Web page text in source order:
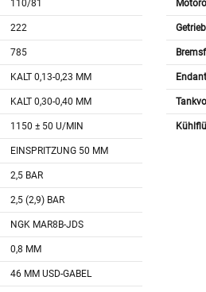
110/81
222
785
KALT 0,13-0,23 MM
KALT 0,30-0,40 MM
1150 ± 50 U/MIN
EINSPRITZUNG 50 MM
2,5 BAR
2,5 (2,9) BAR
NGK MAR8B-JDS
0,8 MM
46 MM USD-GABEL